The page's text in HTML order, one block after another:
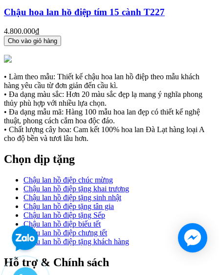
Chậu hoa lan hồ điệp tím 15 cành T227
4.800.000₫
Cho vào giỏ hàng
• Làm theo mẫu: Thiết kế chậu hoa lan hồ điệp theo mẫu khách
hàng yêu cầu từ đơn giản đến cầu kì.
• Đa dạng màu sắc: Hơn 20 màu sắc đẹp lạ mang ý nghĩa phong
thủy phù hợp với nhiều lựa chọn.
• Đa dạng mẫu mã: Hàng 100 mẫu hoa lan đẹp có thiết kế nghệ
thuật, phong cách cắm hoa độc đáo.
• Chất lượng cây hoa: Cam kết 100% hoa lan Đà Lạt hàng loại A
cho độ bền và tươi lâu hơn.
Chọn dịp tặng
Chậu lan hồ điệp chúc mừng
Chậu lan hồ điệp tặng khai trương
Chậu lan hồ điệp tặng sinh nhật
Chậu lan hồ điệp tặng tân gia
Chậu lan hồ điệp tặng Sếp
Chậu lan hồ điệp biếu tết
Chậu lan hồ điệp chưng tết
Chậu lan hồ điệp tặng khách hàng
Hỗ trợ & Chính sách